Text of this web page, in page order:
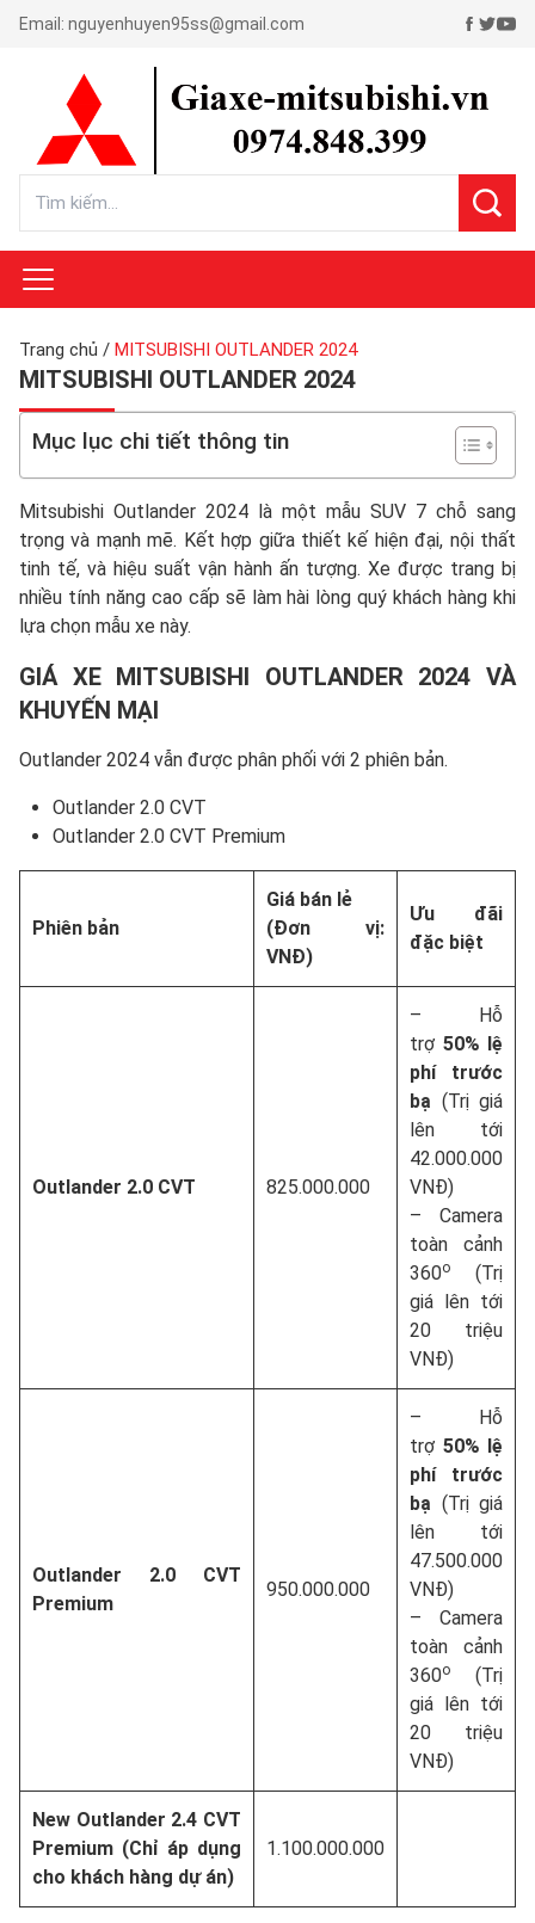
Email: nguyenhuyen95ss@gmail.com
Trang chủ / MITSUBISHI OUTLANDER 2024
MITSUBISHI OUTLANDER 2024
Mục lục chi tiết thông tin
Mitsubishi Outlander 2024 là một mẫu SUV 7 chỗ sang
trọng và mạnh mẽ. Kết hợp giữa thiết kế hiện đại, nội thất
tinh tế, và hiệu suất vận hành ấn tượng. Xe được trang bị
nhiều tính năng cao cấp sẽ làm hài lòng quý khách hàng khi
lựa chọn mẫu xe này.
GIÁ XE MITSUBISHI OUTLANDER 2024 VÀ
KHUYẾN MẠI
Outlander 2024 vẫn được phân phối với 2 phiên bản.
Outlander 2.0 CVT
Outlander 2.0 CVT Premium
Phiên bản
Giá bán lẻ
(Đơn vị:
VNĐ)
Ưu đãi
đặc biệt
Outlander 2.0 CVT 825.000.000
– Hỗ
trợ 50% lệ
phí trước
bạ (Trị giá
lên tới
42.000.000
VNĐ)
– Camera
toàn cảnh
360o
(Trị
giá lên tới
20 triệu
VNĐ)
Outlander 2.0 CVT
Premium
950.000.000
– Hỗ
trợ 50% lệ
phí trước
bạ (Trị giá
lên tới
47.500.000
VNĐ)
– Camera
toàn cảnh
360o
(Trị
giá lên tới
20 triệu
VNĐ)
New Outlander 2.4 CVT
Premium (Chỉ áp dụng
cho khách hàng dự án)
1.100.000.000